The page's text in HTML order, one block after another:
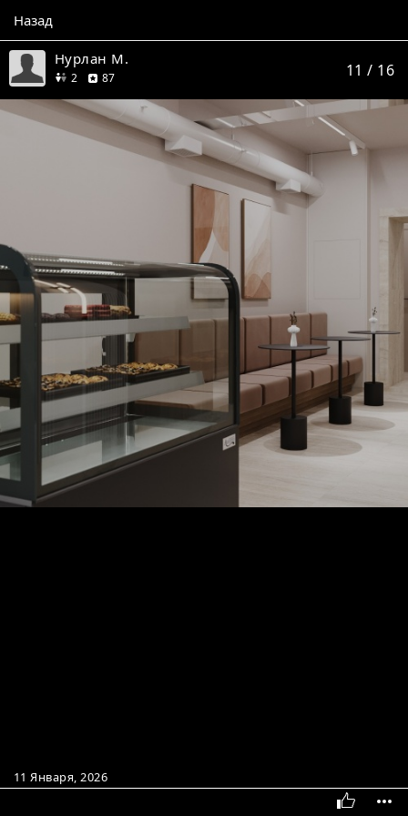
Назад
Нурлан М.
2 друга87отзывов 11 / 16
11 Января, 2026